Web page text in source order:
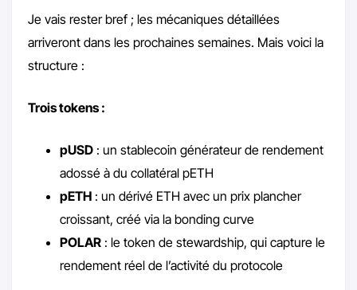
Je vais rester bref ; les mécaniques détaillées
arriveront dans les prochaines semaines. Mais voici la
structure :
Trois tokens :
pUSD : un stablecoin générateur de rendement
adossé à du collatéral pETH
pETH : un dérivé ETH avec un prix plancher
croissant, créé via la bonding curve
POLAR : le token de stewardship, qui capture le
rendement réel de l’activité du protocole